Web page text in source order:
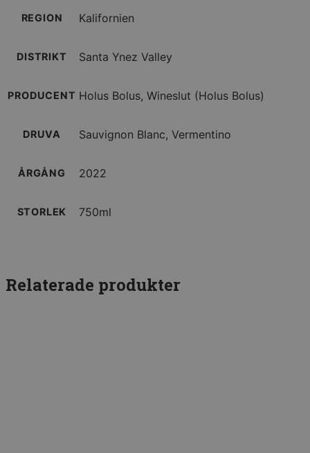
REGION Kalifornien
DISTRIKT Santa Ynez Valley
PRODUCENT Holus Bolus, Wineslut (Holus Bolus)
DRUVA Sauvignon Blanc, Vermentino
ÅRGÅNG 2022
STORLEK 750ml
Relaterade produkter